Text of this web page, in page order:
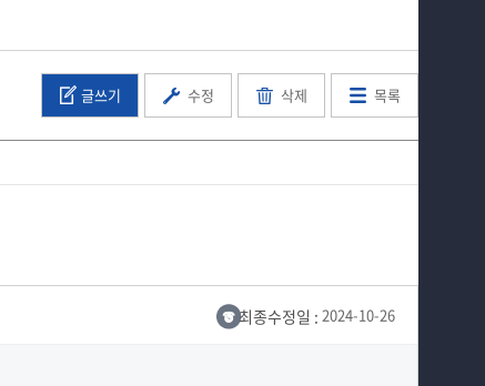
글쓰기 수정 삭제 목록
최종수정일 : 2024-10-26